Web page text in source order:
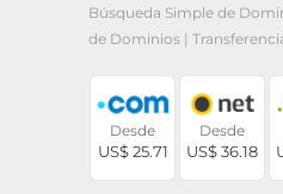
Búsqueda Simple de
de Dominios |
Desde
US$ 25.71
Desde
US$ 36.18